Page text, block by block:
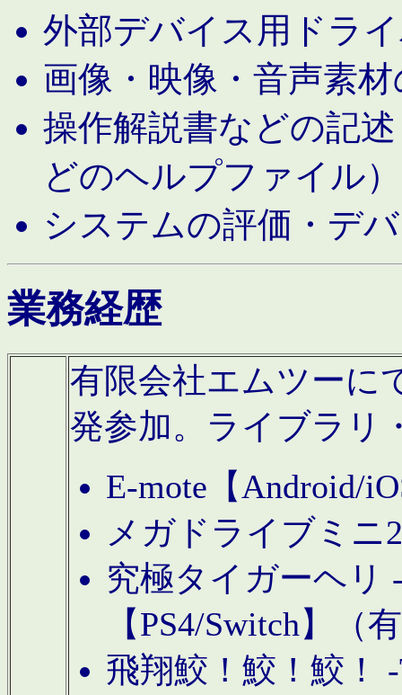
外部デバイス用ドラ
画像・映像・音声素
操作解説書などの記
どのヘルプファイル）
システムの評価・デ
業務経歴
有限会社エムツーに
発参加。ライブラリ
E-mote【Android/
メガドライブミニ
究極タイガーヘリ
【PS4/Switch】（
飛翔鮫！鮫！鮫！